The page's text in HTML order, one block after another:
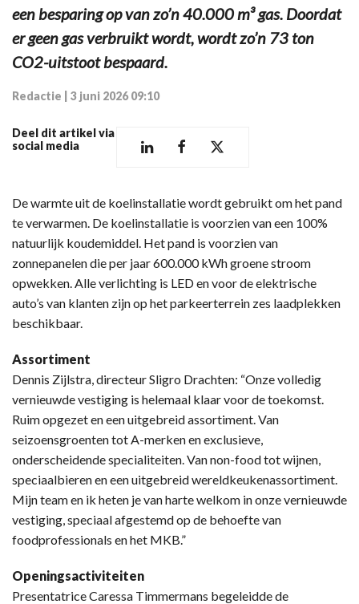
een besparing op van zo’n 40.000 m³ gas. Doordat
er geen gas verbruikt wordt, wordt zo’n 73 ton
CO2-uitstoot bespaard.
Redactie 3 juni 2026 09:10
Deel dit artikel via
social media
De warmte uit de koelinstallatie wordt gebruikt om het pand
te verwarmen. De koelinstallatie is voorzien van een 100%
natuurlijk koudemiddel. Het pand is voorzien van
zonnepanelen die per jaar 600.000 kWh groene stroom
opwekken. Alle verlichting is LED en voor de elektrische
auto’s van klanten zijn op het parkeerterrein zes laadplekken
beschikbaar.
Assortiment
Dennis Zijlstra, directeur Sligro Drachten: “Onze volledig
vernieuwde vestiging is helemaal klaar voor de toekomst.
Ruim opgezet en een uitgebreid assortiment. Van
seizoensgroenten tot A-merken en exclusieve,
onderscheidende specialiteiten. Van non-food tot wijnen,
speciaalbieren en een uitgebreid wereldkeukenassortiment.
Mijn team en ik heten je van harte welkom in onze vernieuwde
vestiging, speciaal afgestemd op de behoefte van
foodprofessionals en het MKB.”
Openingsactiviteiten
Presentatrice Caressa Timmermans begeleidde de